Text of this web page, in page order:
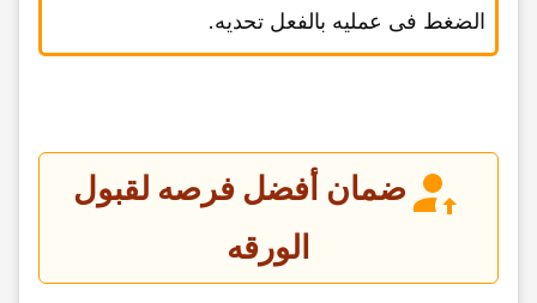
الضغط فی عملیه بالفعل تحدیه.
ضمان أفضل فرصه لقبول
الورقه